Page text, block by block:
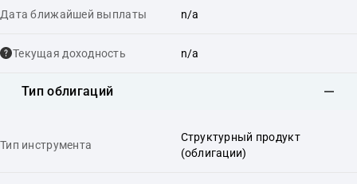
Дата ближайшей выплаты n/a
Текущая доходность n/a
Тип облигаций
Тип инструмента
Структурный продукт
(облигации)